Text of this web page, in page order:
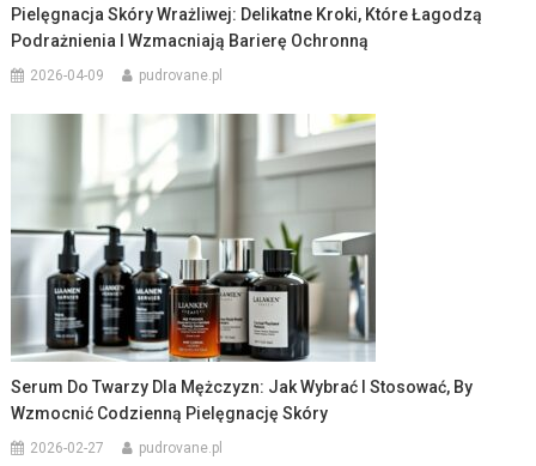
Pielęgnacja Skóry Wrażliwej: Delikatne Kroki, Które Łagodzą
Podrażnienia I Wzmacniają Barierę Ochronną
2026-04-09 pudrovane.pl
Serum Do Twarzy Dla Mężczyzn: Jak Wybrać I Stosować, By
Wzmocnić Codzienną Pielęgnację Skóry
2026-02-27 pudrovane.pl